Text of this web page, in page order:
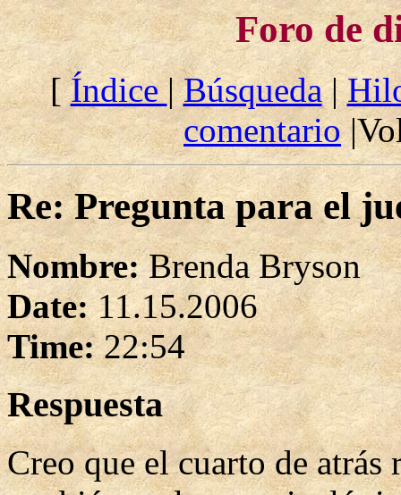
Foro de
[Índice|Búsqueda|
comentario
Re: Pregunta para el
Nombre:Brenda Bryson
Date:11.15.2006
Time:22:54
Respuesta
Creo que el cuarto de